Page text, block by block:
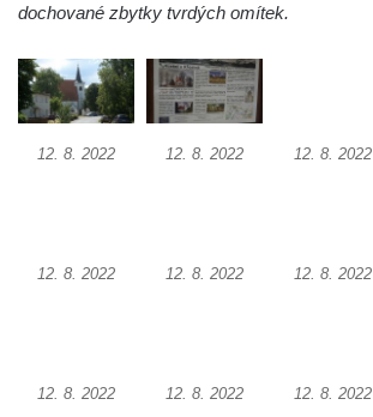
Jablonce nad Nisou
Rychnově u Jablonce nad Nisou
Výklenková kaple u rozcestí u domu čp. 42
v Krásné u Pěnčína
Hřbitovní kaple/márnice na hřbitově v
dochované zbytky tvrdých omítek.
12. 8. 2022 12. 8. 2022 12. 8. 2022
12. 8. 2022 12. 8. 2022 12. 8. 2022
12. 8. 2022 12. 8. 2022 12. 8. 2022